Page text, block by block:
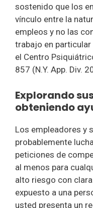
sostenido que los
vínculo entre la
empleos y no las
trabajo en particular
el Centro
857 (N.Y. App. Div.
Explorando
obteniendo
Los empleadores y
probablemente
peticiones de
al menos para
alto riesgo con
expuesto a una
usted presenta un